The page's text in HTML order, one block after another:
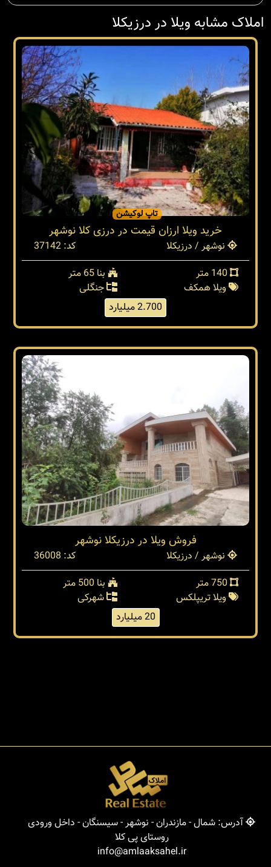
املاک مشابه ویلا در درزیکلا
تاپ لوکیشن
خرید ویلا ارزان قیمت در درزی کلا نوشهر
نوشهر / درزیکلا
کد: 37142
بنا 65 متر
ویلا همکف
جنگلی
2.700 میلیارد
فروش ویلا در درزیکلا نوشهر
نوشهر / درزیکلا
کد: 36008
بنا 500 متر
ویلا تریپلکس
شهرکی
20 میلیارد
آدرس: شمال - مازندران - نوشهر - سیسنگان - داخل ورودی
روستای پی کلا
info@amlaaksahel.ir